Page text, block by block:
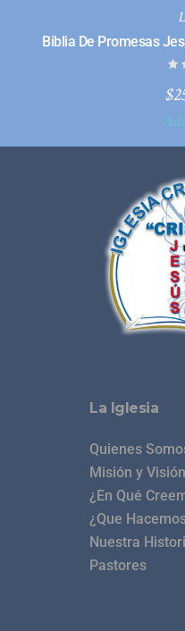
Biblia De Promesas
$
La Iglesia
Quienes
Misión y Visión
¿En Qué
¿Que
Nuestra
Pastores